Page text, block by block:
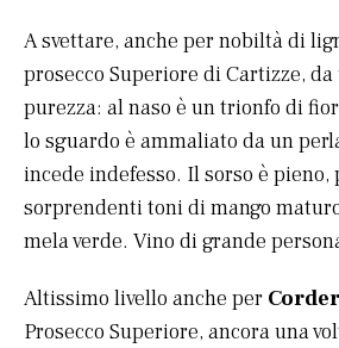
A svettare, anche per nobiltà di
prosecco Superiore di Cartizze, da
purezza: al naso è un trionfo di
lo sguardo è ammaliato da un
incede indefesso. Il sorso è pieno,
sorprendenti toni di mango
mela verde. Vino di grande
Altissimo livello anche per
Prosecco Superiore, ancora una